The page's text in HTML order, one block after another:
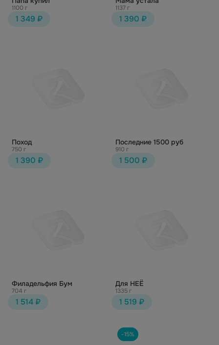
1100 г
1 349 ₽
1137 г
1 390 ₽
Поход
750 г
1 390 ₽
Последние 1500 руб
910 г
1 500 ₽
Филадельфия Бум
704 г
1 514 ₽
Для НЕЁ
1335 г
1 519 ₽
-15%